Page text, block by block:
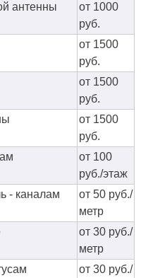
антенны
от 1000
руб.
от 1500
руб.
от 1500
руб.
от 1500
руб.
от 100
руб./этаж
- каналам
от 50 руб./
метр
от 30 руб./
метр
от 30 руб./